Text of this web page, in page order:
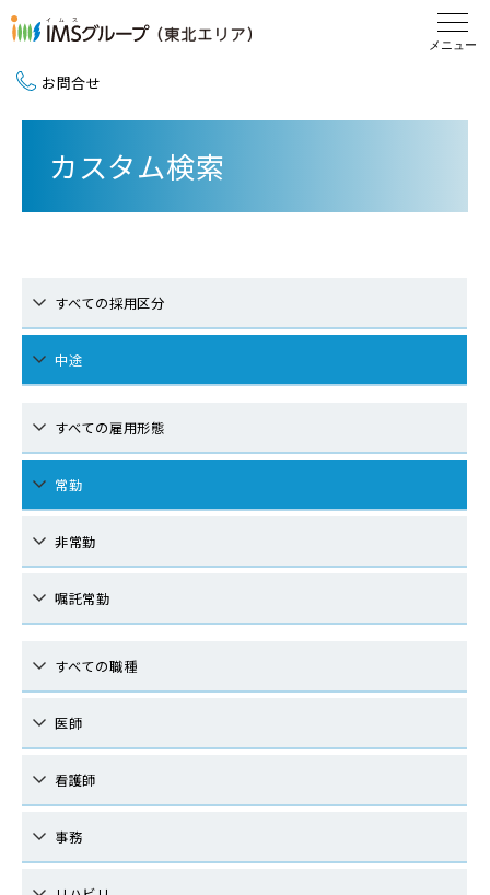
お問合せ
カスタム検索
すべての採用区分
中途
すべての雇用形態
常勤
非常勤
嘱託常勤
すべての職種
医師
看護師
事務